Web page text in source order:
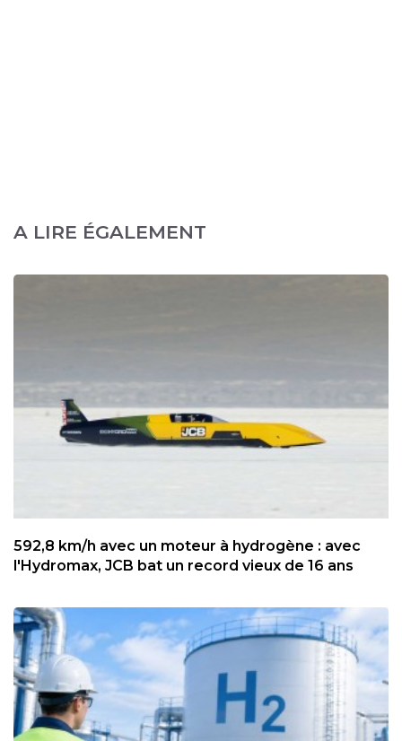
A LIRE ÉGALEMENT
592,8 km/h avec un moteur à hydrogène : avec
l'Hydromax, JCB bat un record vieux de 16 ans